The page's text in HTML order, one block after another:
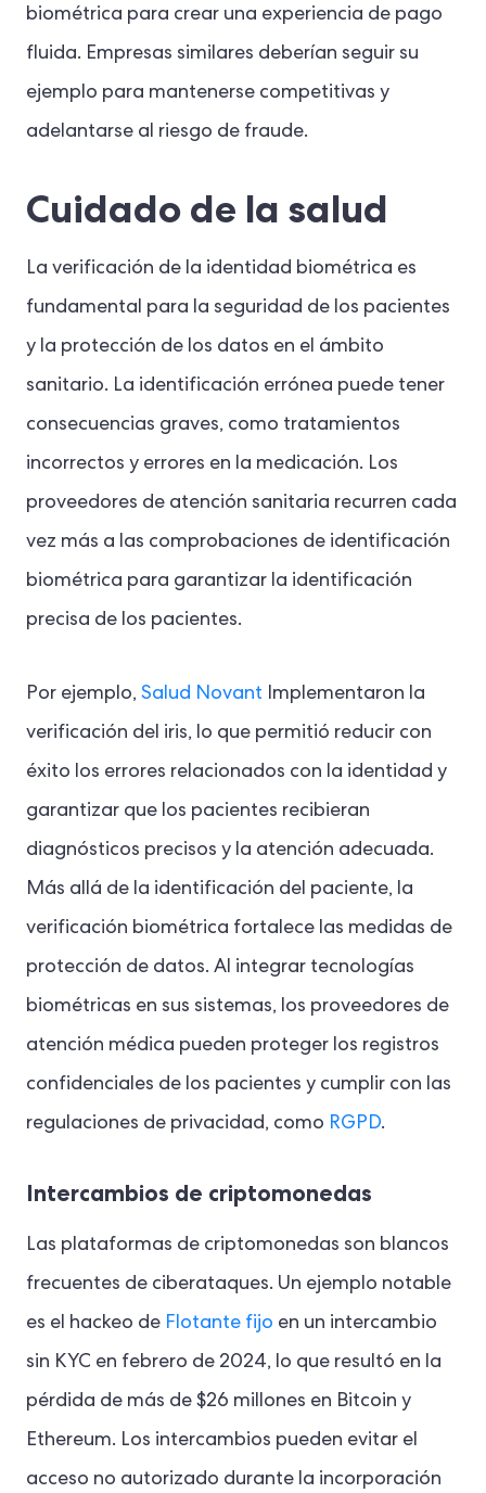
biométrica para crear una experiencia de pago
fluida. Empresas similares deberían seguir su
ejemplo para mantenerse competitivas y
adelantarse al riesgo de fraude.
Cuidado de la salud
La verificación de la identidad biométrica es
fundamental para la seguridad de los pacientes
y la protección de los datos en el ámbito
sanitario. La identificación errónea puede tener
consecuencias graves, como tratamientos
incorrectos y errores en la medicación. Los
proveedores de atención sanitaria recurren cada
vez más a las comprobaciones de identificación
biométrica para garantizar la identificación
precisa de los pacientes.
Por ejemplo, Salud Novant Implementaron la
verificación del iris, lo que permitió reducir con
éxito los errores relacionados con la identidad y
garantizar que los pacientes recibieran
diagnósticos precisos y la atención adecuada.
Más allá de la identificación del paciente, la
verificación biométrica fortalece las medidas de
protección de datos. Al integrar tecnologías
biométricas en sus sistemas, los proveedores de
atención médica pueden proteger los registros
confidenciales de los pacientes y cumplir con las
regulaciones de privacidad, como RGPD.
Intercambios de criptomonedas
Las plataformas de criptomonedas son blancos
frecuentes de ciberataques. Un ejemplo notable
es el hackeo de Flotante fijo en un intercambio
sin KYC en febrero de 2024, lo que resultó en la
pérdida de más de $26 millones en Bitcoin y
Ethereum. Los intercambios pueden evitar el
acceso no autorizado durante la incorporación